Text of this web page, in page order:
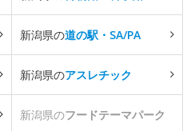
新潟県の道の駅・SA/PA
新潟県のアスレチック
新潟県のフードテーマパーク